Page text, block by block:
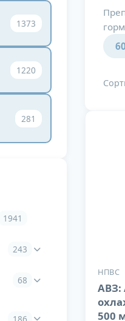
1373
1220
281
1941
243
76
68
НПВС
АВЗ:
500